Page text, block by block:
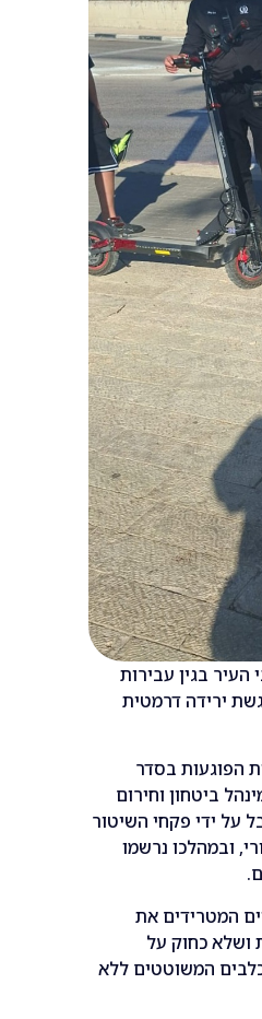
ברחבי העיר בגין עבירות
ירידה דרמטית
הפוגעות בסדר
ביטחון וחירום
על ידי פקחי השיטור
ובמהלכו נרשמו
המטרידים את
ושלא כחוק על
המשוטטים ללא